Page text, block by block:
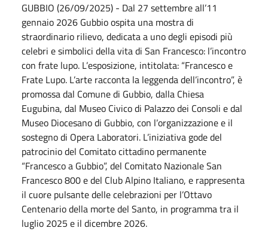
GUBBIO (26/09/2025) - Dal 27 settembre all’11
gennaio 2026 Gubbio ospita una mostra di
straordinario rilievo, dedicata a uno degli episodi più
celebri e simbolici della vita di San Francesco: l’incontro
con frate lupo. L’esposizione, intitolata: “Francesco e
Frate Lupo. L’arte racconta la leggenda dell’incontro”, è
promossa dal Comune di Gubbio, dalla Chiesa
Eugubina, dal Museo Civico di Palazzo dei Consoli e dal
Museo Diocesano di Gubbio, con l’organizzazione e il
sostegno di Opera Laboratori. L’iniziativa gode del
patrocinio del Comitato cittadino permanente
“Francesco a Gubbio”, del Comitato Nazionale San
Francesco 800 e del Club Alpino Italiano, e rappresenta
il cuore pulsante delle celebrazioni per l’Ottavo
Centenario della morte del Santo, in programma tra il
luglio 2025 e il dicembre 2026.